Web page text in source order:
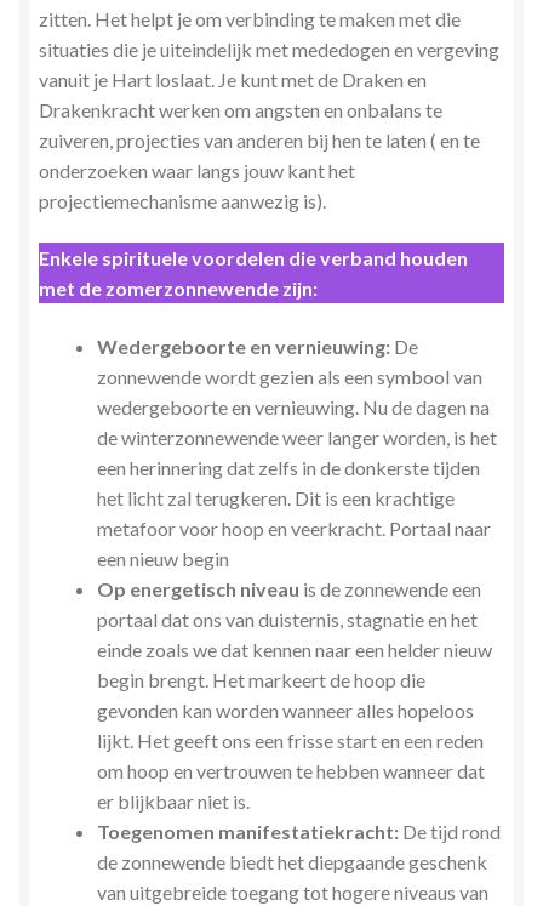
zitten. Het helpt je om verbinding te maken met die
situaties die je uiteindelijk met mededogen en vergeving
vanuit je Hart loslaat. Je kunt met de Draken en
Drakenkracht werken om angsten en onbalans te
zuiveren, projecties van anderen bij hen te laten ( en te
onderzoeken waar langs jouw kant het
projectiemechanisme aanwezig is).
Enkele spirituele voordelen die verband houden
met de zomerzonnewende zijn:
Wedergeboorte en vernieuwing: De
zonnewende wordt gezien als een symbool van
wedergeboorte en vernieuwing. Nu de dagen na
de winterzonnewende weer langer worden, is het
een herinnering dat zelfs in de donkerste tijden
het licht zal terugkeren. Dit is een krachtige
metafoor voor hoop en veerkracht. Portaal naar
een nieuw begin
Op energetisch niveau is de zonnewende een
portaal dat ons van duisternis, stagnatie en het
einde zoals we dat kennen naar een helder nieuw
begin brengt. Het markeert de hoop die
gevonden kan worden wanneer alles hopeloos
lijkt. Het geeft ons een frisse start en een reden
om hoop en vertrouwen te hebben wanneer dat
er blijkbaar niet is.
Toegenomen manifestatiekracht: De tijd rond
de zonnewende biedt het diepgaande geschenk
van uitgebreide toegang tot hogere niveaus van